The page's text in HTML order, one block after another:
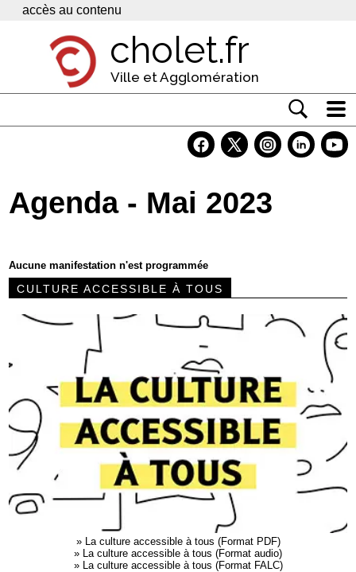
Panneau de gestion des cookies
accès au contenu
cholet.fr
Ville et Agglomération
Economie
Contacts
Agenda - Mai 2023
Aucune manifestation n'est programmée
CULTURE ACCESSIBLE À TOUS
»
La culture accessible à tous (Format PDF)
»
La culture accessible à tous (Format audio)
»
La culture accessible à tous (Format FALC)